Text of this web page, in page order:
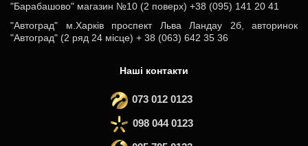
"Барабашово" магазин №10 (2 поверх) +38 (095) 141 20 41
"Автоград" м.Харків проспект Льва Ландау 2б, авторинок
"Автоград" (2 ряд 24 місце) + 38 (063) 642 35 36
Наші контакти
073 012 0123
098 044 0123